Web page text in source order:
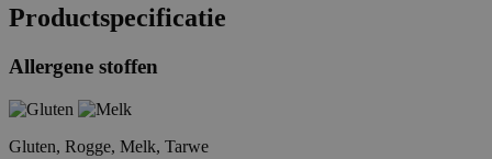
Productspecificatie
Allergene stoffen
Gluten, Rogge, Melk, Tarwe